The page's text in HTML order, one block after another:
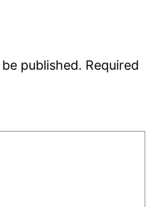
published. Required